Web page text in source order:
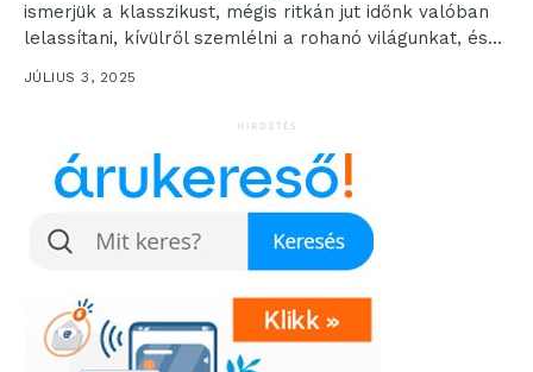
ismerjük a klasszikust, mégis ritkán jut időnk valóban
lelassítani, kívülről szemlélni a rohanó világunkat, és
visszatalálni...
JÚLIUS 3, 2025
HIRDETÉS